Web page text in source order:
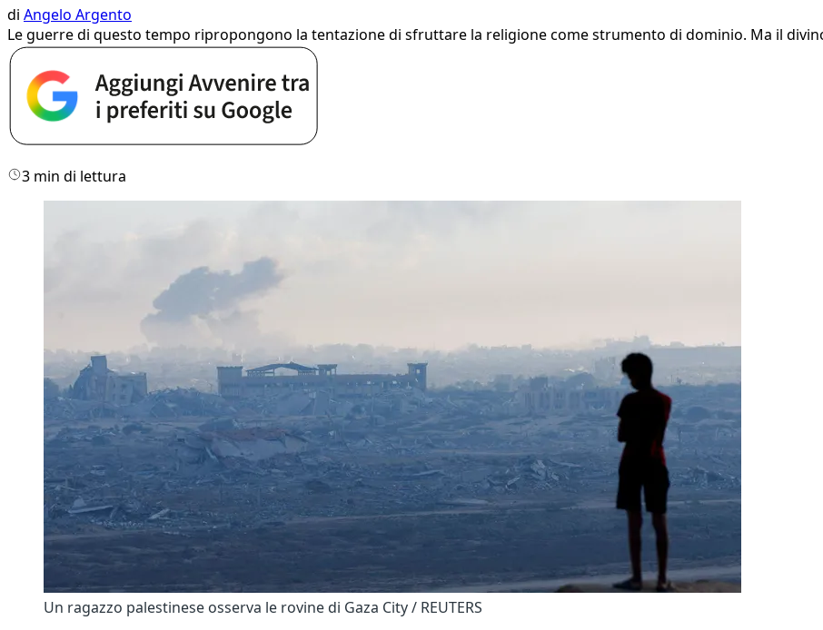
di Angelo Argento
Le guerre di questo tempo ripropongono la tentazione di sfruttare la religione come strumento di dominio. Ma il
3 min di lettura
Un ragazzo palestinese osserva le rovine di Gaza City / REUTERS